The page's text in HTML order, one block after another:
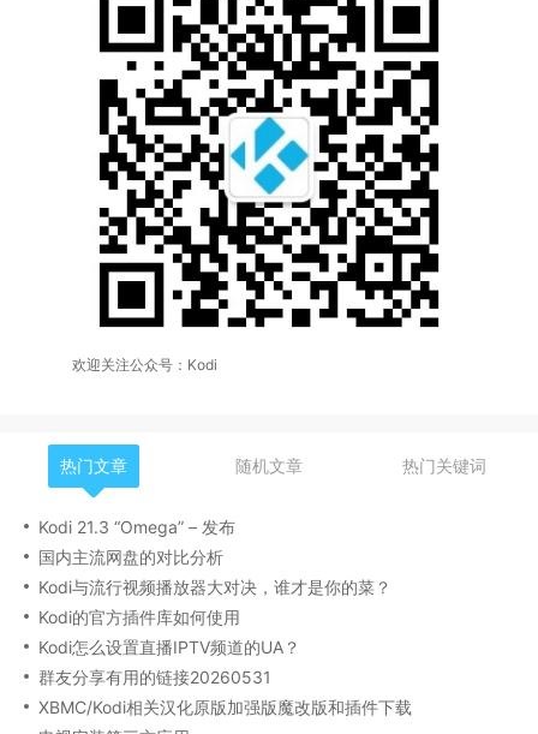
欢迎关注公众号：Kodi
热门文章 随机文章 热门关键词
Kodi 21.3 “Omega” – 发布
国内主流网盘的对比分析
Kodi与流行视频播放器大对决，谁才是你的菜？
Kodi的官方插件库如何使用
Kodi怎么设置直播IPTV频道的UA？
群友分享有用的链接20260531
XBMC/Kodi相关汉化原版加强版魔改版和插件下载